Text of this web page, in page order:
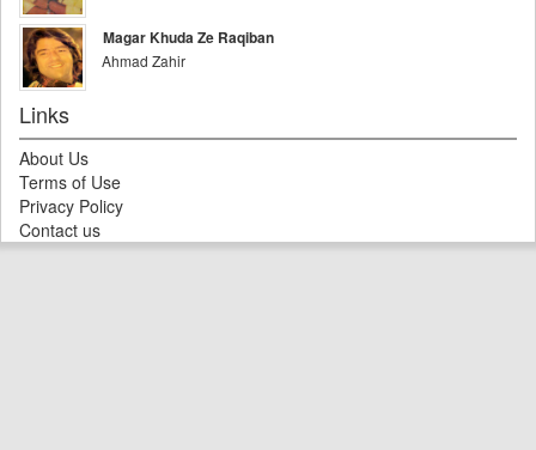
Magar Khuda Ze Raqiban
Ahmad Zahir
Links
About Us
Terms of Use
Privacy Policy
Contact us